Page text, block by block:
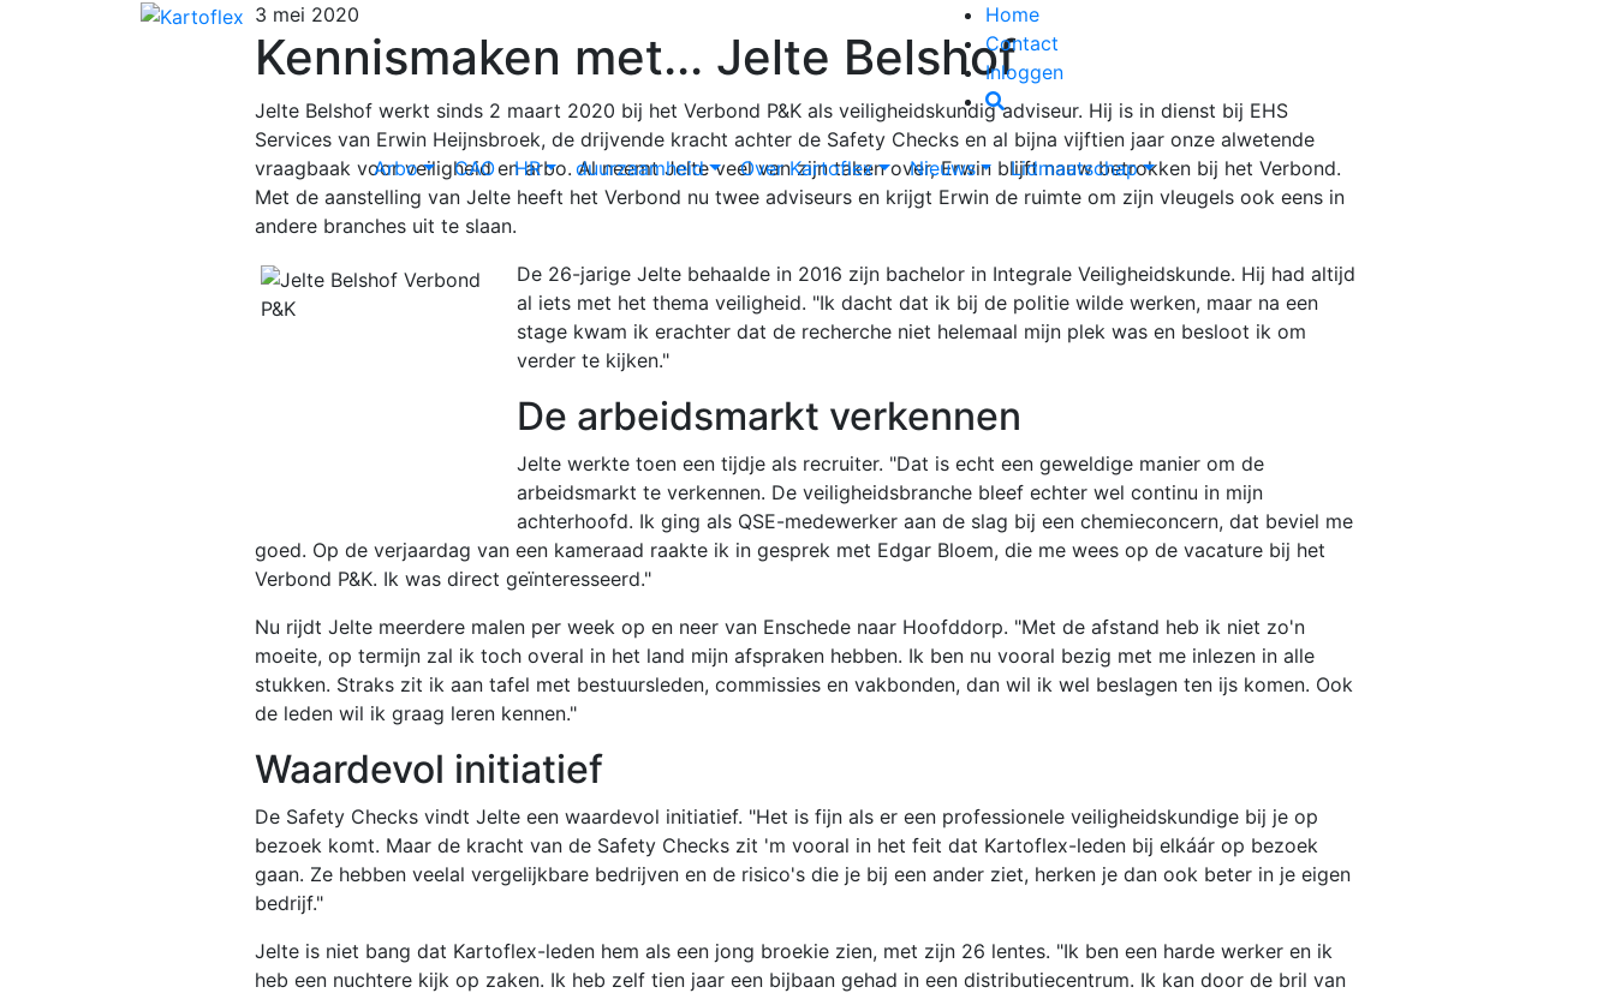
Home
Contact
Inloggen
Arbo CAO HR duurzaamheid Over Kartoflex Nieuws Lidmaatschap
3 mei 2020
Kennismaken met... Jelte Belshof
Jelte Belshof werkt sinds 2 maart 2020 bij het Verbond P&K als veiligheidskundig adviseur. Hij is in dienst bij EHS
Services van Erwin Heijnsbroek, de drijvende kracht achter de Safety Checks en al bijna vijftien jaar onze alwetende
vraagbaak voor veiligheid en arbo. Al neemt Jelte veel van zijn taken over, Erwin blijft nauw betrokken bij het Verbond.
Met de aanstelling van Jelte heeft het Verbond nu twee adviseurs en krijgt Erwin de ruimte om zijn vleugels ook eens in
andere branches uit te slaan.
De 26-jarige Jelte behaalde in 2016 zijn bachelor in Integrale Veiligheidskunde. Hij had altijd
al iets met het thema veiligheid. "Ik dacht dat ik bij de politie wilde werken, maar na een
stage kwam ik erachter dat de recherche niet helemaal mijn plek was en besloot ik om
verder te kijken."
De arbeidsmarkt verkennen
Jelte werkte toen een tijdje als recruiter. "Dat is echt een geweldige manier om de
arbeidsmarkt te verkennen. De veiligheidsbranche bleef echter wel continu in mijn
achterhoofd. Ik ging als QSE-medewerker aan de slag bij een chemieconcern, dat beviel me
goed. Op de verjaardag van een kameraad raakte ik in gesprek met Edgar Bloem, die me wees op de vacature bij het
Verbond P&K. Ik was direct geïnteresseerd."
Nu rijdt Jelte meerdere malen per week op en neer van Enschede naar Hoofddorp. "Met de afstand heb ik niet zo'n
moeite, op termijn zal ik toch overal in het land mijn afspraken hebben. Ik ben nu vooral bezig met me inlezen in alle
stukken. Straks zit ik aan tafel met bestuursleden, commissies en vakbonden, dan wil ik wel beslagen ten ijs komen. Ook
de leden wil ik graag leren kennen."
Waardevol initiatief
De Safety Checks vindt Jelte een waardevol initiatief. "Het is fijn als er een professionele veiligheidskundige bij je op
bezoek komt. Maar de kracht van de Safety Checks zit 'm vooral in het feit dat Kartoflex-leden bij elkáár op bezoek
gaan. Ze hebben veelal vergelijkbare bedrijven en de risico's die je bij een ander ziet, herken je dan ook beter in je eigen
bedrijf."
Jelte is niet bang dat Kartoflex-leden hem als een jong broekie zien, met zijn 26 lentes. "Ik ben een harde werker en ik
heb een nuchtere kijk op zaken. Ik heb zelf tien jaar een bijbaan gehad in een distributiecentrum. Ik kan door de bril van